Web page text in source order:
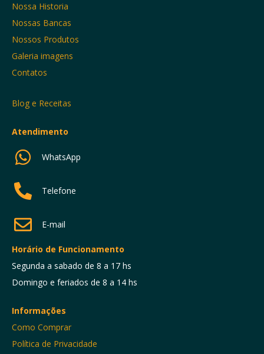
Nossa Historia
Nossas Bancas
Nossos Produtos
Galeria imagens
Contatos
Blog e Receitas
Atendimento
WhatsApp
Telefone
E-mail
Horário de Funcionamento
Segunda a sabado de 8 a 17 hs
Domingo e feriados de 8 a 14 hs
Informações
Como Comprar
Política de Privacidade